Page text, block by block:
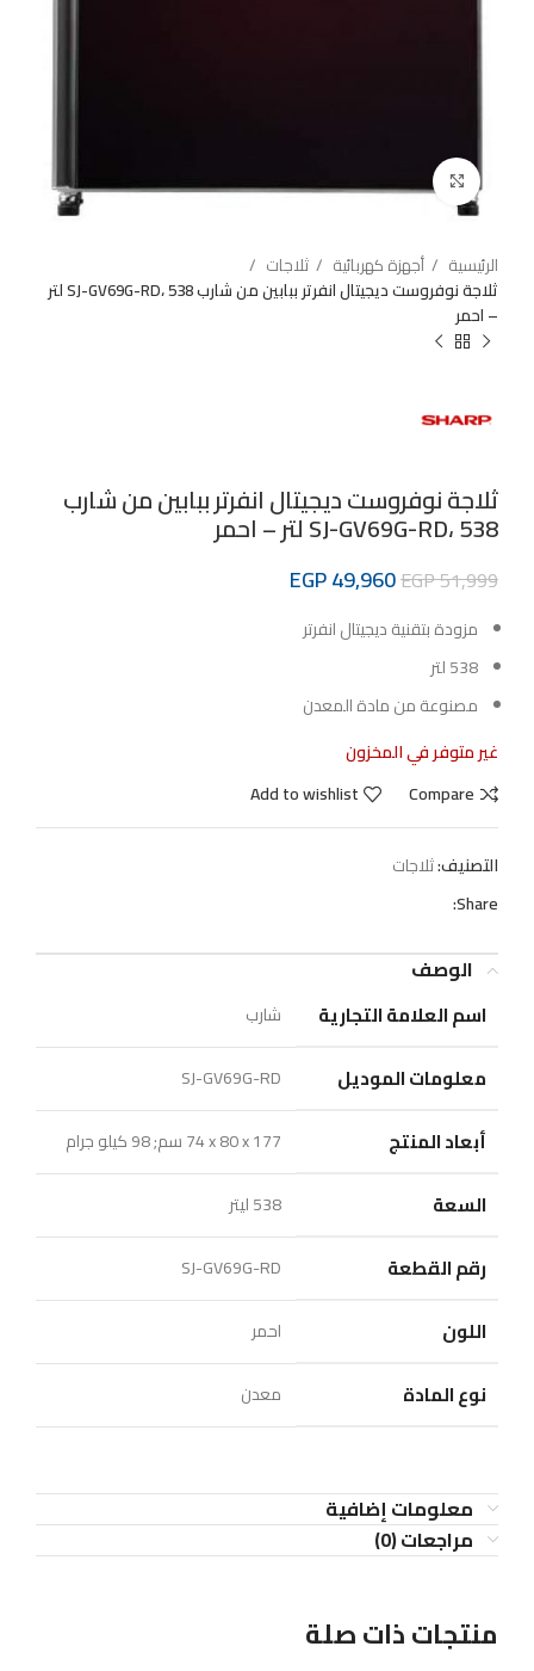
الرئيسية أجهزة كهربائية
ثلاجات
ثلاجة نوفروست ديجيتال انفرتر ببابين من شارب SJ-GV69G-RD، 538 لتر
– احمر
ثلاجة نوفروست ديجيتال انفرتر ببابين من شارب
SJ-GV69G-RD، 538 لتر – احمر
EGP51,999
EGP49,960
مزودة بتقنية ديجيتال انفرتر
538 لتر
مصنوعة من مادة المعدن
غير متوفر في المخزون
Compare
Add to wishlist
التصنيف:ثلاجات
Share:
الوصف
اسم العلامة التجارية
معلومات الموديل ‎SJ-GV69G-RD
أبعاد المنتج ‎74 x 80 x 177 سم; 98 كيلو جرام
السعة ‎538 ليتر
رقم القطعة ‎SJ-GV69G-RD
اللون
نوع المادة
معلومات إضافية
مراجعات (0)
منتجات ذات صلة